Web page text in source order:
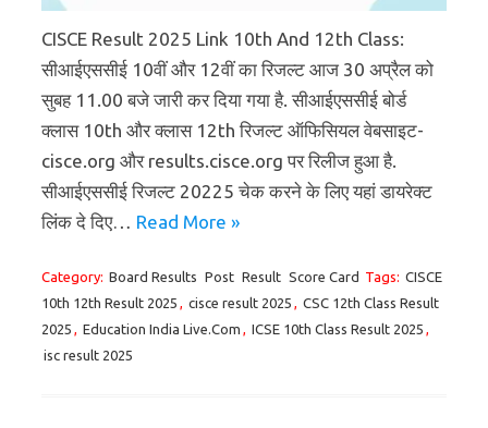
CISCE Result 2025 Link 10th And 12th Class:
सीआईएससीई 10वीं और 12वीं का रिजल्ट आज 30 अप्रैल को
सुबह 11.00 बजे जारी कर दिया गया है. सीआईएससीई बोर्ड
क्लास 10th और क्लास 12th रिजल्ट ऑफिसियल वेबसाइट-
cisce.org और results.cisce.org पर रिलीज हुआ है.
सीआईएससीई रिजल्ट 20225 चेक करने के लिए यहां डायरेक्ट
लिंक दे दिए… Read More »
Category: Board Results Post Result Score Card Tags: CISCE
10th 12th Result 2025 , cisce result 2025 , CSC 12th Class Result
2025 , Education India Live.Com , ICSE 10th Class Result 2025 ,
isc result 2025